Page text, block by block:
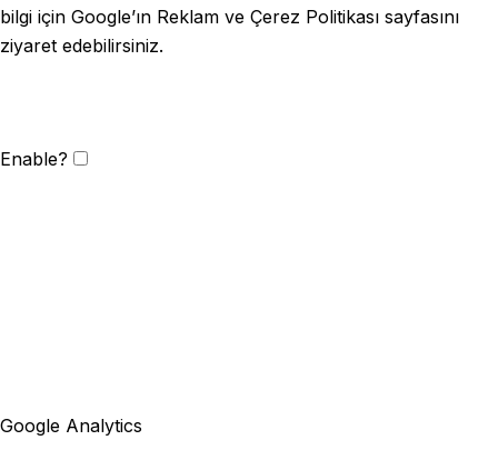
bilgi için Google’ın Reklam ve Çerez Politikası sayfasını
ziyaret edebilirsiniz.
Enable?
Google Analytics